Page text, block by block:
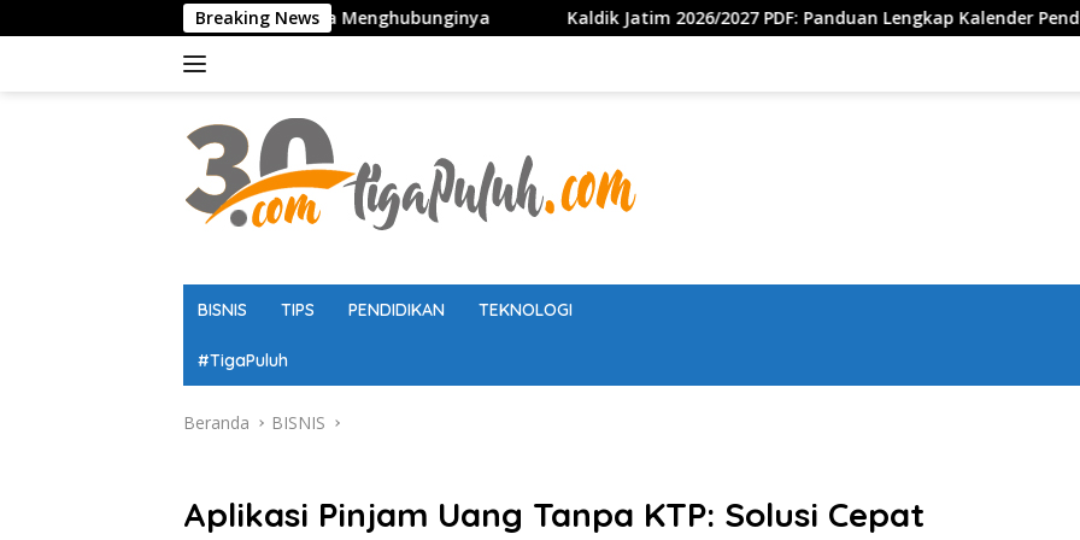
ke
Breaking News
Lengkap Cara Menghubunginya Kaldik Jatim 2026/2027 PDF: Panduan Lengkap Kalender Pendidikan Jawa
BISNIS TIPS PENDIDIKAN TEKNOLOGI
#TigaPuluh
Beranda BISNIS
Aplikasi Pinjam Uang Tanpa KTP: Solusi Cepat